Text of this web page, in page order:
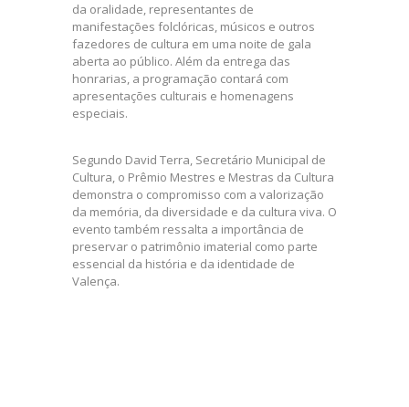
da oralidade, representantes de
manifestações folclóricas, músicos e outros
fazedores de cultura em uma noite de gala
aberta ao público. Além da entrega das
honrarias, a programação contará com
apresentações culturais e homenagens
especiais.
Segundo David Terra, Secretário Municipal de
Cultura, o Prêmio Mestres e Mestras da Cultura
demonstra o compromisso com a valorização
da memória, da diversidade e da cultura viva. O
evento também ressalta a importância de
preservar o patrimônio imaterial como parte
essencial da história e da identidade de
Valença.